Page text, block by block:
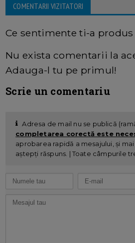
COMENTARII VIZITATORI
Ce sentimente ti-a
Nu exista comentarii la
Adauga-l tu pe primul!
Scrie un comentariu
Adresa de mail nu se publică
completarea corectă este
aprobarea rapidă a mesajului, și
aștepți răspuns. | Toate câmpurile